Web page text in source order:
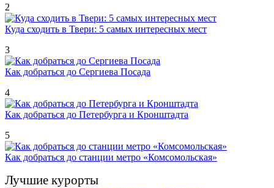
2
Куда сходить в Твери: 5 самых интересных мест
3
Как добраться до Сергиева Посада
4
Как добраться до Петербурга и Кронштадта
5
Как добраться до станции метро «Комсомольская»
Лучшие курорты